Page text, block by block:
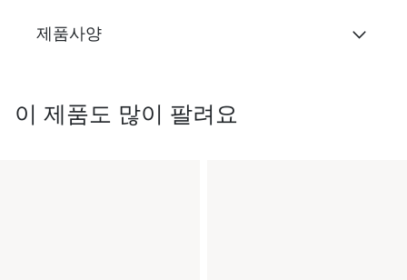
제품사양
이 제품도 많이 팔려요